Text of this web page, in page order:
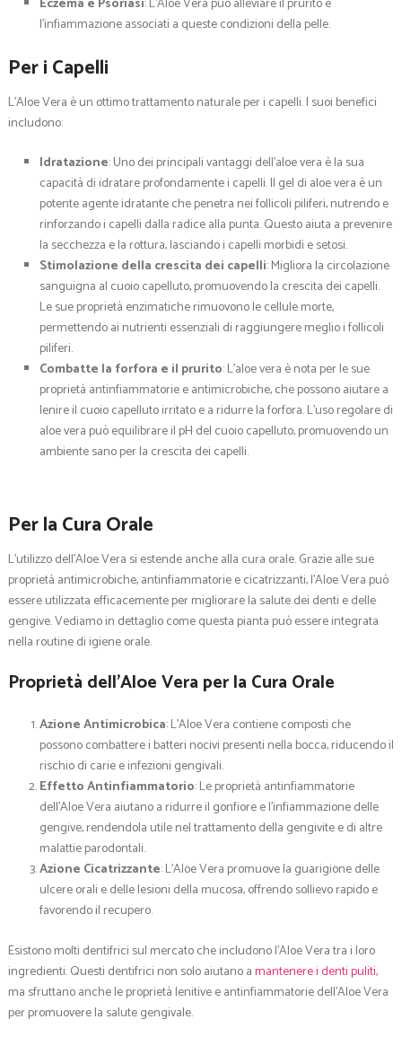
l’infiammazione associati a queste condizioni della pelle.
Per i Capelli
L’Aloe Vera è un ottimo trattamento naturale per i capelli. I suoi benefici
includono:
Idratazione: Uno dei principali vantaggi dell’aloe vera è la sua
capacità di idratare profondamente i capelli. Il gel di aloe vera è un
potente agente idratante che penetra nei follicoli piliferi, nutrendo e
rinforzando i capelli dalla radice alla punta. Questo aiuta a prevenire
la secchezza e la rottura, lasciando i capelli morbidi e setosi.
Stimolazione della crescita dei capelli: Migliora la circolazione
sanguigna al cuoio capelluto, promuovendo la crescita dei capelli.
Le sue proprietà enzimatiche rimuovono le cellule morte,
permettendo ai nutrienti essenziali di raggiungere meglio i follicoli
piliferi.
Combatte la forfora e il prurito: L’aloe vera è nota per le sue
proprietà antinfiammatorie e antimicrobiche, che possono aiutare a
lenire il cuoio capelluto irritato e a ridurre la forfora. L’uso regolare di
aloe vera può equilibrare il pH del cuoio capelluto, promuovendo un
ambiente sano per la crescita dei capelli.
Per la Cura Orale
L’utilizzo dell’Aloe Vera si estende anche alla cura orale. Grazie alle sue
proprietà antimicrobiche, antinfiammatorie e cicatrizzanti, l’Aloe Vera può
essere utilizzata efficacemente per migliorare la salute dei denti e delle
gengive. Vediamo in dettaglio come questa pianta può essere integrata
nella routine di igiene orale.
Proprietà dell’Aloe Vera per la Cura Orale
Azione Antimicrobica: L’Aloe Vera contiene composti che
possono combattere i batteri nocivi presenti nella bocca, riducendo il
rischio di carie e infezioni gengivali.
Effetto Antinfiammatorio: Le proprietà antinfiammatorie
dell’Aloe Vera aiutano a ridurre il gonfiore e l’infiammazione delle
gengive, rendendola utile nel trattamento della gengivite e di altre
malattie parodontali.
Azione Cicatrizzante: L’Aloe Vera promuove la guarigione delle
ulcere orali e delle lesioni della mucosa, offrendo sollievo rapido e
favorendo il recupero.
Esistono molti dentifrici sul mercato che includono l’Aloe Vera tra i loro
ingredienti. Questi dentifrici non solo aiutano amantenere i denti puliti,
ma sfruttano anche le proprietà lenitive e antinfiammatorie dell’Aloe Vera
per promuovere la salute gengivale.